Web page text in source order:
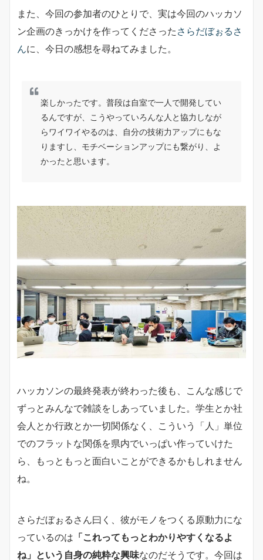
また、今回の参加者のひとりで、実は今回のハッカソ
ン企画のきっかけを作ってくださった さらだぼぉるさ
んに、今日の感想を尋ねてみました。
楽しかったです。普段は自室で一人で開発してい
るんですが、こうやっていろんな人と協力しなが
らワイワイやるのは、自分の技術力アップにもな
りますし、モチベーションアップにも繋がり、よ
かったと思います。
ハッカソンの最終発表が終わった後も、こんな感じで
ずっとみんなで雑談をしあっていました。学生とか社
会人とか行政とか一切関係なく、こういう「人」単位
でのフラットな関係を県内でいっぱい作っていけた
ら、もっともっと面白いことができるかもしれません
ね。
さらだぼぉるさん曰く、彼がモノをつくる原動力にな
っているのは 「これってもっとわかりやすくなるよ
ね」という自身の純粋な興味なのだそうです。今回は